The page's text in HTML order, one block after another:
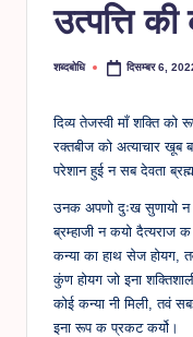
उत्पत्ति
Posted
शब्दबोधि दिसम्बर 6,
दिव्य तेजस्वी माँ शक्ति को
रक्तबीज को अत्याचार खूब
परेशान हुई न सब देवता
उनक अपणो दुःख सुणायो न
ब्रम्हाजी न कयो दैत्यराज
कन्या का हाथ सेज होयग,
कुंण होयग जो इना
कोई कन्या नी मिली, तवं
इना रूप क प्रकट कर्यो।